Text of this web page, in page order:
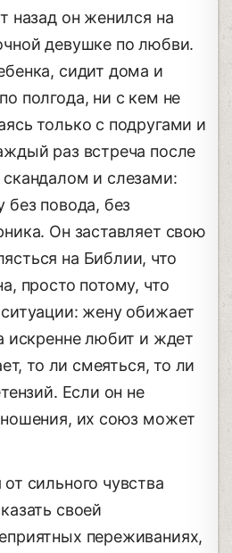
назад он женился на
девушке по любви.
сидит дома и
полгода, ни с кем не
только с подругами и
раз встреча после
и слезами:
без повода, без
Он заставляет свою
на Библии, что
просто потому, что
жену обижает
искренне любит и ждет
то ли смеяться, то ли
Если он не
их союз может
сильного чувства
своей
переживаниях,